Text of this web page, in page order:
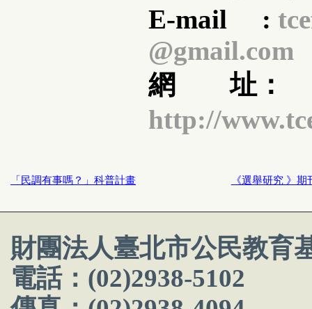
E-mail :
@gmail.com
網 址：
http://
「民調有事嗎？」科普計畫 《選舉研究 》期
財團法人臺北市公民教育
電話：(02)2938-5102